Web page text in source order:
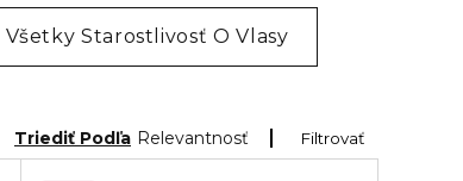
Všetky Starostlivosť O Vlasy
Filtrovať
Triediť Podľa Relevantnosť